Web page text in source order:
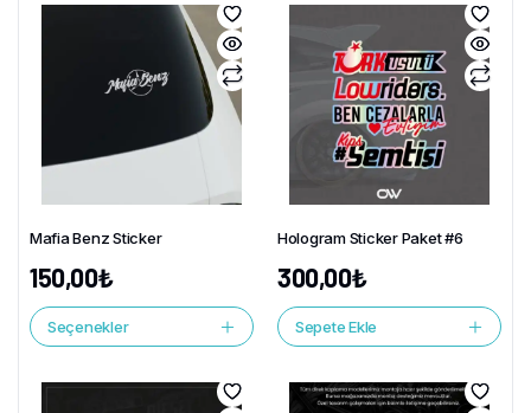
Mafia Benz Sticker
150,00₺
Seçenekler
Hologram Sticker Paket #6
300,00₺
Sepete Ekle